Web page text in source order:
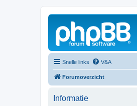
Snelle links V&A
Forumoverzicht
Informatie